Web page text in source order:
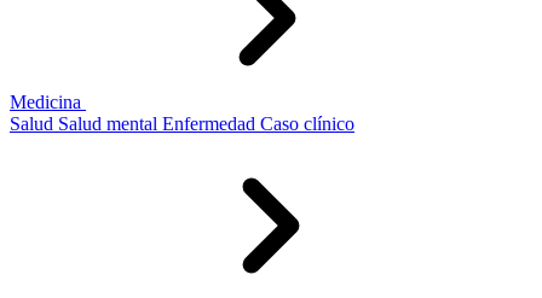
Medicina
Salud Salud mental Enfermedad Caso clínico